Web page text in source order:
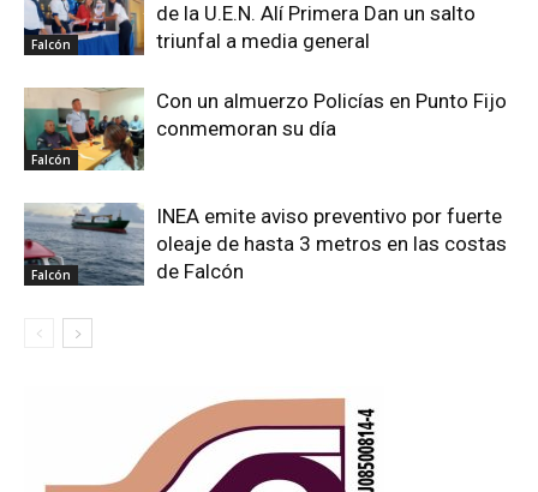
Falcón
de la U.E.N. Alí Primera Dan un salto
triunfal a media general
Falcón
Con un almuerzo Policías en Punto Fijo
conmemoran su día
Falcón
INEA emite aviso preventivo por fuerte
oleaje de hasta 3 metros en las costas
de Falcón